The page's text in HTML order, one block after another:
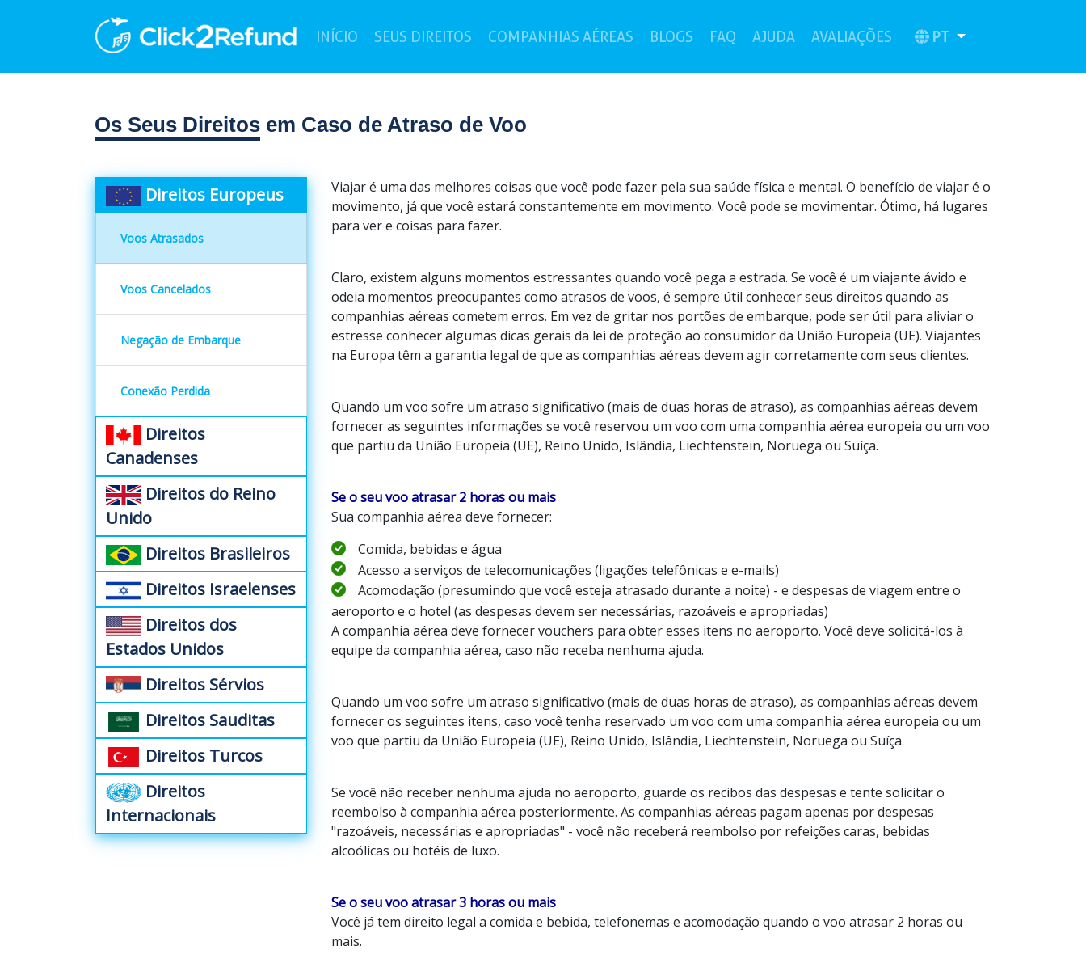
INÍCIO (current)
SEUS DIREITOS COMPANHIAS AÉREAS BLOGS FAQ (current)
AJUDA AVALIAÇÕES (current)
PT
Os Seus Direitos em Caso de Atraso de Voo
Direitos Europeus
Voos Atrasados
Voos Cancelados
Negação de Embarque
Conexão Perdida
Direitos
Canadenses
Direitos do Reino
Unido
Direitos Brasileiros
Direitos Israelenses
Direitos dos
Estados Unidos
Direitos Sérvios
Direitos Sauditas
Direitos Turcos
Direitos
Internacionais
Viajar é uma das melhores coisas que você pode fazer pela sua saúde física e mental. O benefício de viajar é o
movimento, já que você estará constantemente em movimento. Você pode se movimentar. Ótimo, há lugares
para ver e coisas para fazer.
Claro, existem alguns momentos estressantes quando você pega a estrada. Se você é um viajante ávido e
odeia momentos preocupantes como atrasos de voos, é sempre útil conhecer seus direitos quando as
companhias aéreas cometem erros. Em vez de gritar nos portões de embarque, pode ser útil para aliviar o
estresse conhecer algumas dicas gerais da lei de proteção ao consumidor da União Europeia (UE). Viajantes
na Europa têm a garantia legal de que as companhias aéreas devem agir corretamente com seus clientes.
Quando um voo sofre um atraso significativo (mais de duas horas de atraso), as companhias aéreas devem
fornecer as seguintes informações se você reservou um voo com uma companhia aérea europeia ou um voo
que partiu da União Europeia (UE), Reino Unido, Islândia, Liechtenstein, Noruega ou Suíça.
Se o seu voo atrasar 2 horas ou mais
Sua companhia aérea deve fornecer:
Comida, bebidas e água
Acesso a serviços de telecomunicações (ligações telefônicas e e-mails)
Acomodação (presumindo que você esteja atrasado durante a noite) - e despesas de viagem entre o
aeroporto e o hotel (as despesas devem ser necessárias, razoáveis e apropriadas)
A companhia aérea deve fornecer vouchers para obter esses itens no aeroporto. Você deve solicitá-los à
equipe da companhia aérea, caso não receba nenhuma ajuda.
Quando um voo sofre um atraso significativo (mais de duas horas de atraso), as companhias aéreas devem
fornecer os seguintes itens, caso você tenha reservado um voo com uma companhia aérea europeia ou um
voo que partiu da União Europeia (UE), Reino Unido, Islândia, Liechtenstein, Noruega ou Suíça.
Se você não receber nenhuma ajuda no aeroporto, guarde os recibos das despesas e tente solicitar o
reembolso à companhia aérea posteriormente. As companhias aéreas pagam apenas por despesas
"razoáveis, necessárias e apropriadas" - você não receberá reembolso por refeições caras, bebidas
alcoólicas ou hotéis de luxo.
Se o seu voo atrasar 3 horas ou mais
Você já tem direito legal a comida e bebida, telefonemas e acomodação quando o voo atrasar 2 horas ou
mais.